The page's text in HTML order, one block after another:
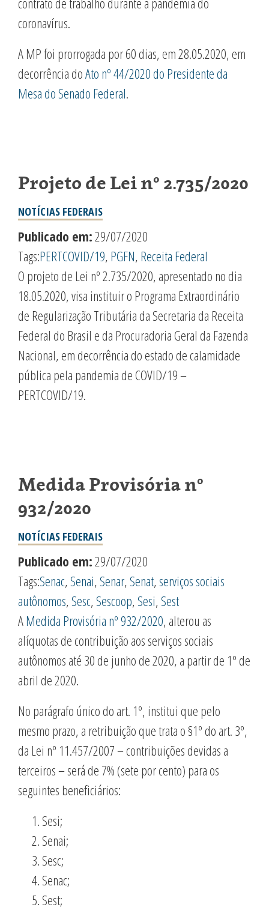
coronavírus.
A MP foi prorrogada por 60 dias, em 28.05.2020, em
decorrência doAto nº 44/2020 do Presidente da
Mesa do Senado Federal.
Projeto de Lei nº 2.735/2020
NOTÍCIAS FEDERAIS
Publicado em:29/07/2020
Tags:PERTCOVID/19, PGFN, Receita Federal
O projeto de Lei nº 2.735/2020, apresentado no dia
18.05.2020, visa instituir o Programa Extraordinário
de Regularização Tributária da Secretaria da Receita
Federal do Brasil e da Procuradoria Geral da Fazenda
Nacional, em decorrência do estado de calamidade
pública pela pandemia de COVID/19 –
PERTCOVID/19.
Medida Provisória nº
932/2020
NOTÍCIAS FEDERAIS
Publicado em:29/07/2020
Tags:Senac, Senai, Senar, Senat,serviços sociais
autônomos, Sesc, Sescoop, Sesi, Sest
AMedida Provisória nº 932/2020, alterou as
alíquotas de contribuição aos serviços sociais
autônomos até 30 de junho de 2020, a partir de 1º de
abril de 2020.
No parágrafo único do art. 1º, institui que pelo
mesmo prazo, a retribuição que trata o §1º do art. 3º,
da Lei nº 11.457/2007 – contribuições devidas a
terceiros – será de 7% (sete por cento) para os
seguintes beneficiários:
Sesi;
Senai;
Sesc;
Senac;
Sest;